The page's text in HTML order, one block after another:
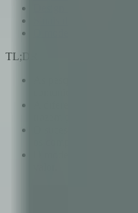
TL;DR
As pesquisas
A diferença entre uma
O sucesso de uma
O modelo de